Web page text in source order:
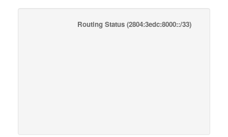
Routing Status(2804:3edc:8000::/33)